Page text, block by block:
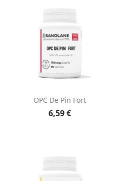
OPC De Pin Fort
6,59 €